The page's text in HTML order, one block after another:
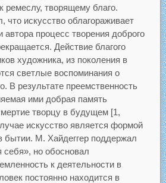
ремеслу, творящему благо.
что искусство облагораживает
автора процесс творения доброго
Действие благого
художника, из поколения в
светлые воспоминания о
В результате преемственность
ими добрая память
творцу в будущем [1,
искусство является формой
бытии. М. Хайдеггер поддержал
но обосновал
к деятельности в
постоянно находится в